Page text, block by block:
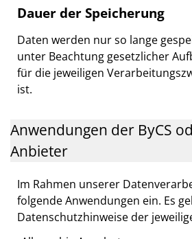
Dauer der Speicherung
Daten werden nur so lange
unter Beachtung gesetzlicher
für die jeweiligen
ist.
Anwendungen der ByCS
Anbieter
Im Rahmen unserer
folgende Anwendungen ein. Es
Datenschutzhinweise der